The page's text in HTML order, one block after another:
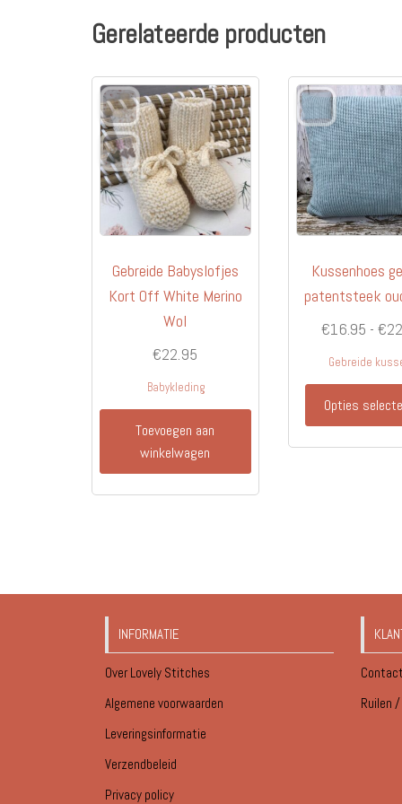
Gerelateerde producten
Gebreide Babyslofjes
Kort Off White Merino
Wol
€22.95
Babykleding
Toevoegen aan
winkelwagen
Kussenhoes
patentsteek
€16.95 - €
Gebreide
Opties
INFORMATIE
Over Lovely Stitches
Algemene voorwaarden
Leveringsinformatie
Verzendbeleid
Privacy policy
Contact
Ruilen